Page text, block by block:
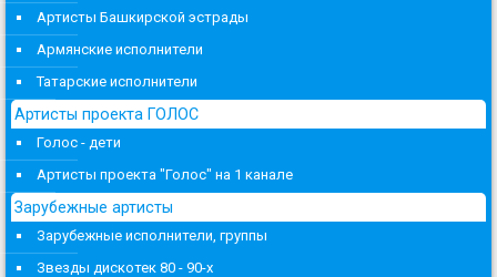
Артисты Башкирской эстрады
Армянские исполнители
Татарские исполнители
Артисты проекта ГОЛОС
Голос - дети
Артисты проекта "Голос" на 1 канале
Зарубежные артисты
Зарубежные исполнители, группы
Звезды дискотек 80 - 90-х